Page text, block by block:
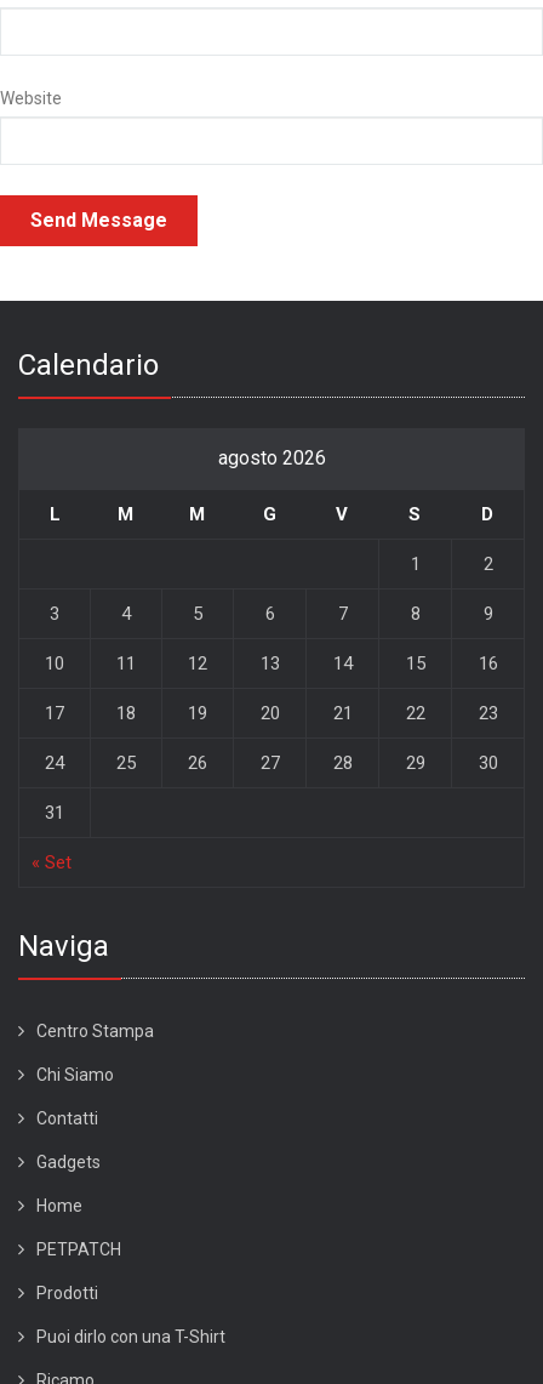
Website
Calendario
agosto 2026
L M M G V S D
« Set
1 2
3 4 5 6 7 8 9
10 11 12 13 14 15 16
17 18 19 20 21 22 23
24 25 26 27 28 29 30
31
Naviga
Centro Stampa
Chi Siamo
Contatti
Gadgets
Home
PETPATCH
Prodotti
Puoi dirlo con una T-Shirt
Ricamo